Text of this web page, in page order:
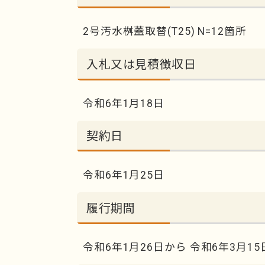
2号汚水桝蓋取替(T25) N=12箇所
入札又は見積徴収日
令和6年1月18日
契約日
令和6年1月25日
履行期間
令和6年1月26日から 令和6年3月15